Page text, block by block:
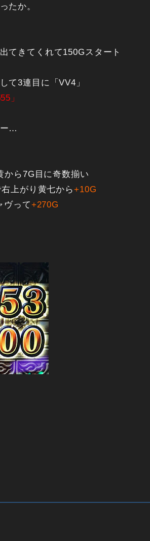
たか。
てきてくれて150Gスタート
て3連目に「VV4」
」
…
から7G目に奇数揃い
上がり黄七から+10G
ヴって+270G